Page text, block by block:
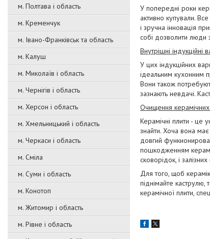
м. Полтава і область
м. Кременчук
м. Івано-Франківськ та область
м. Калуш
м. Миколаїв і область
м. Чернігів і область
м. Херсон і область
м. Хмельницький і область
м. Черкаси і область
м. Сміла
м. Суми і область
м. Конотоп
м. Житомир і область
м. Рівне і область
У попередні роки
активно купували.
і зручна інновація
собі дозволити люди
Внутрішні індукційні
У цих індукційних
ідеальним кухонним
Вони також
зазнають невдачі.
Очищення
Керамічні плити - це
знайти. Хоча вона
довгий
пошкодженням
сковорідок, і
Для того, щоб
піднімайте каструлю,
керамічної плити,